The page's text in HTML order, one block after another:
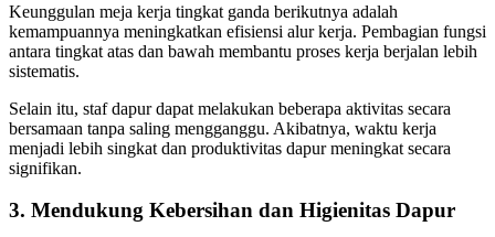
Keunggulan meja kerja tingkat ganda berikutnya adalah
kemampuannya meningkatkan efisiensi alur kerja. Pembagian fungsi
antara tingkat atas dan bawah membantu proses kerja berjalan lebih
sistematis.
Selain itu, staf dapur dapat melakukan beberapa aktivitas secara
bersamaan tanpa saling mengganggu. Akibatnya, waktu kerja
menjadi lebih singkat dan produktivitas dapur meningkat secara
signifikan.
3. Mendukung Kebersihan dan Higienitas Dapur